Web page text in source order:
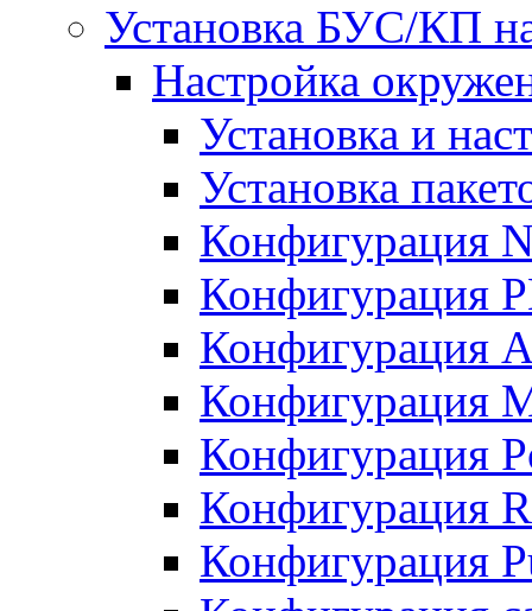
Установка БУС/КП
Настройка
Установка и
Установка
Конфигурация
Конфигурация
Конфигурация
Конфигурация
Конфигурация
Конфигурация
Конфигурация